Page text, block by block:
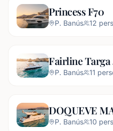
Princess F70
P. Banús 12
Fairline Targa
P. Banús 11
DOQUEVE
P. Banús 10